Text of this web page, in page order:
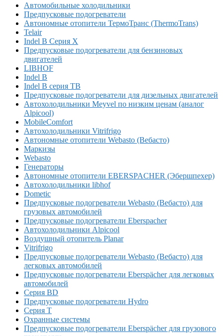
Автомобильные холодильники
Предпусковые подогреватели
Автономные отопители ТермоТранс (ThermoTrans)
Telair
Indel B Серия X
Предпусковые подогреватели для бензиновых
двигателей
LIBHOF
Indel B
Indel B серия TB
Предпусковые подогреватели для дизельных двигателей
Автохолодильники Meyvel по низким ценам (аналог
Alpicool)
MobileComfort
Автохолодильники Vitrifrigo
Автономные отопители Webasto (Вебасто)
Маркизы
Webasto
Генераторы
Автономные отопители EBERSPACHER (Эбершпехер)
Автохолодильники libhof
Dometic
Предпусковые подогреватели Webasto (Вебасто) для
грузовых автомобилей
Предпусковые подогреватели Eberspacher
Автохолодильники Alpicool
Воздушный отопитель Planar
Vitrifrigo
Предпусковые подогреватели Webasto (Вебасто) для
легковых автомобилей
Предпусковые подогреватели Eberspächer для легковых
автомобилей
Серия BD
Предпусковые подогреватели Hydro
Серия T
Охранные системы
Предпусковые подогреватели Eberspächer для грузового